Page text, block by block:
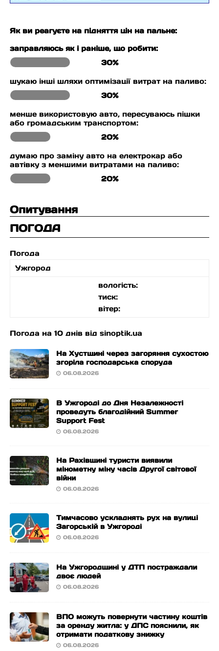
Як ви реагуєте на підняття цін на пальне:
заправляюсь як і раніше, що робити:
30%
шукаю інші шляхи оптимізації витрат на паливо:
30%
менше використовую авто, пересуваюсь пішки
або громадським транспортом:
20%
думаю про заміну авто на електрокар або
автівку з меншими витратами на паливо:
20%
Опитування
ПОГОДА
Погода
Ужгород
вологість:
тиск:
вітер:
Погода на 10 днів від sinoptik.ua
На Хустщині через загоряння сухостою
згоріла господарська споруда
06.08.2026
В Ужгороді до Дня Незалежності
проведуть благодійний Summer
Support Fest
06.08.2026
На Рахівщині туристи виявили
мінометну міну часів Другої світової
війни
06.08.2026
Тимчасово ускладнять рух на вулиці
Загорській в Ужгороді
06.08.2026
На Ужгородщині у ДТП постраждали
двоє людей
06.08.2026
ВПО можуть повернути частину коштів
за оренду житла: у ДПС пояснили, як
отримати податкову знижку
06.08.2026